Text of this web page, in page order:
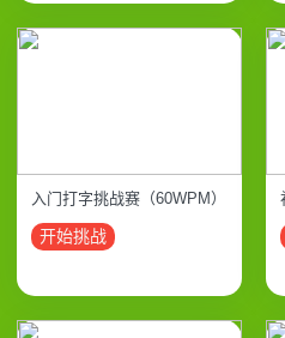
入门打字挑战赛（60WPM）
开始挑战